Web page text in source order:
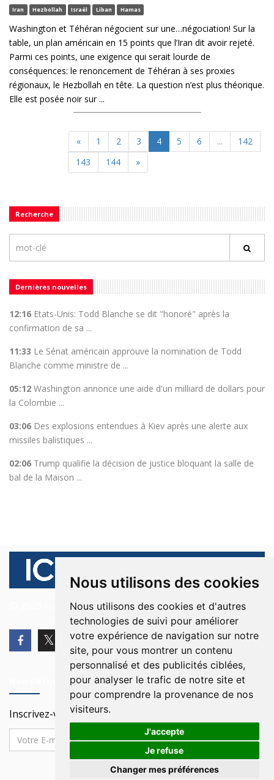
Nous utilisons des cookies
Nous utilisons des cookies et d'autres
technologies de suivi pour améliorer
votre expérience de navigation sur notre
site, pour vous montrer un contenu
personnalisé et des publicités ciblées,
pour analyser le trafic de notre site et
pour comprendre la provenance de nos
visiteurs.
J'accepte
Je refuse
Changer mes préférences
Iran Hezbollah Israël Liban Hamas
Washington et Téhéran négocient sur une…négociation! Sur la
table, un plan américain en 15 points que l’Iran dit avoir rejeté.
Parmi ces points, une exigence qui serait lourde de
conséquences: le renoncement de Téhéran à ses proxies
régionaux, le Hezbollah en tête. La question n’est plus théorique.
Elle est posée noir sur ...
« 1 2 3 4 5 6 ...
142
143
144 »
Recherche
Dernières nouvelles
12:16 Etats-Unis: Todd Blanche se dit "honoré" après la
confirmation de sa ...
11:33 Le Sénat américain approuve la nomination de Todd
Blanche comme ministre de ...
05:12 Washington annonce une aide d'un milliard de dollars pour
la Colombie ...
03:06 Des explosions entendues à Kiev après une alerte aux
missiles balistiques ...
02:06 Trump qualifie la décision de justice bloquant la salle de
bal de la Maison ...
© 2026 Ici Beyrouth. Tous les droits sont réservés.
Inscrivez-vous à notre Newsletter